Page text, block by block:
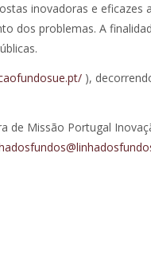
inovadoras e eficazes
dos problemas. A
),
de Missão Portugal